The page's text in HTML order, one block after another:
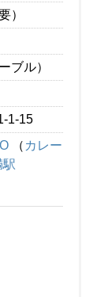
）
ル）
1-15
（ カレー
駅